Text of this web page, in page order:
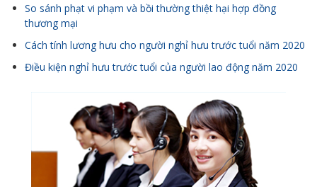
So sánh phạt vi phạm và bồi thường thiệt hại hợp đồng
thương mại
Cách tính lương hưu cho người nghỉ hưu trước tuổi năm 2020
Điều kiện nghỉ hưu trước tuổi của người lao động năm 2020